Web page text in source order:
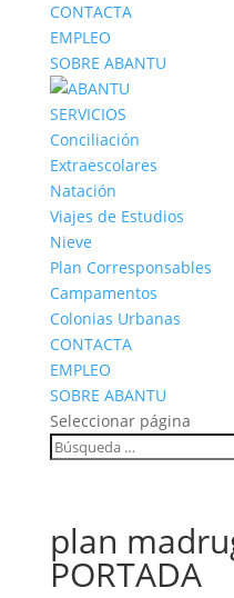
CONTACTA
EMPLEO
SOBRE ABANTU
SERVICIOS
Conciliación
Extraescolares
Natación
Viajes de Estudios
Nieve
Plan Corresponsables
Campamentos
Colonias Urbanas
CONTACTA
EMPLEO
SOBRE ABANTU
Seleccionar página
plan
PORTADA